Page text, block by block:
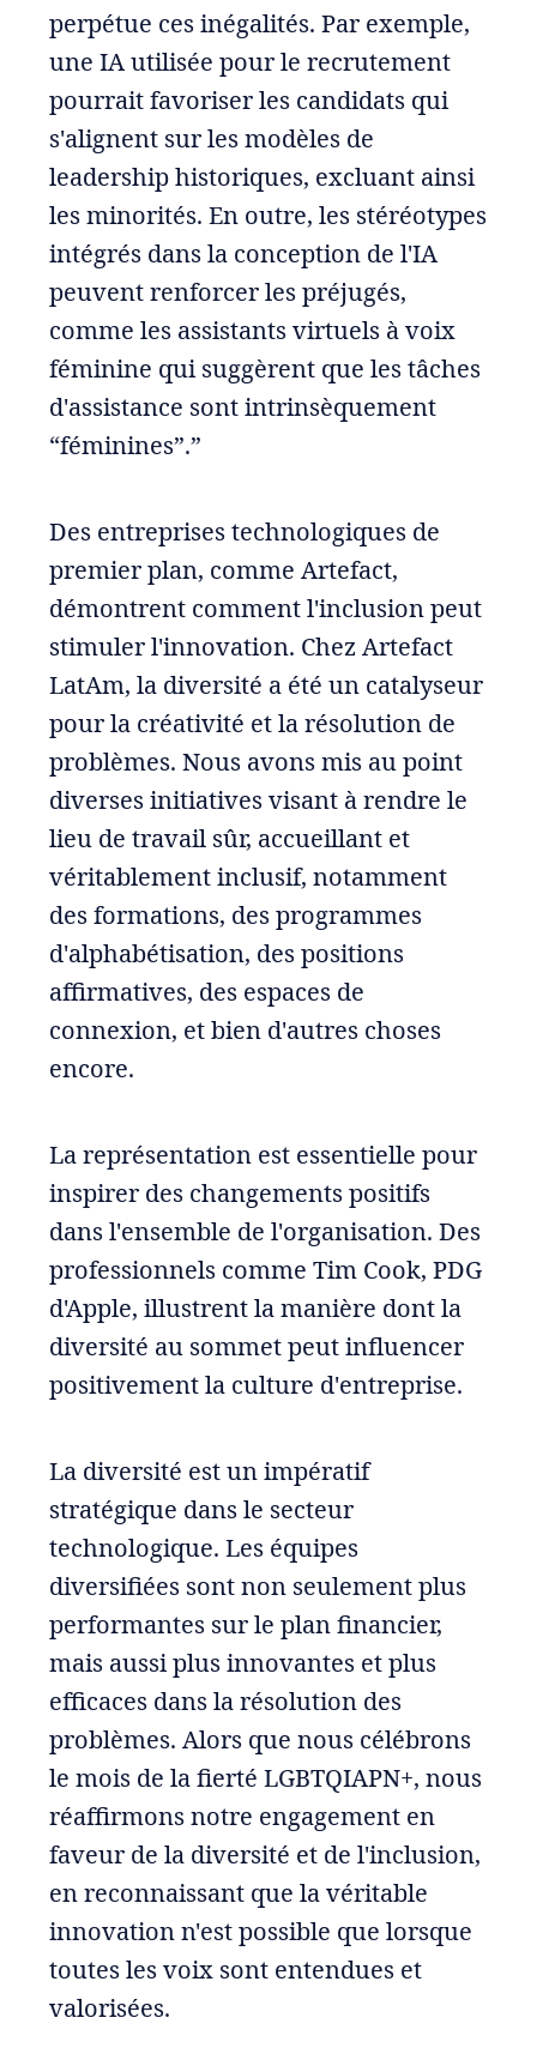
perpétue ces inégalités. Par exemple,
une IA utilisée pour le recrutement
pourrait favoriser les candidats qui
s'alignent sur les modèles de
leadership historiques, excluant ainsi
les minorités. En outre, les stéréotypes
intégrés dans la conception de l'IA
peuvent renforcer les préjugés,
comme les assistants virtuels à voix
féminine qui suggèrent que les tâches
d'assistance sont intrinsèquement
“féminines”.”
Des entreprises technologiques de
premier plan, comme Artefact,
démontrent comment l'inclusion peut
stimuler l'innovation. Chez Artefact
LatAm, la diversité a été un catalyseur
pour la créativité et la résolution de
problèmes. Nous avons mis au point
diverses initiatives visant à rendre le
lieu de travail sûr, accueillant et
véritablement inclusif, notamment
des formations, des programmes
d'alphabétisation, des positions
affirmatives, des espaces de
connexion, et bien d'autres choses
encore.
La représentation est essentielle pour
inspirer des changements positifs
dans l'ensemble de l'organisation. Des
professionnels comme Tim Cook, PDG
d'Apple, illustrent la manière dont la
diversité au sommet peut influencer
positivement la culture d'entreprise.
La diversité est un impératif
stratégique dans le secteur
technologique. Les équipes
diversifiées sont non seulement plus
performantes sur le plan financier,
mais aussi plus innovantes et plus
efficaces dans la résolution des
problèmes. Alors que nous célébrons
le mois de la fierté LGBTQIAPN+, nous
réaffirmons notre engagement en
faveur de la diversité et de l'inclusion,
en reconnaissant que la véritable
innovation n'est possible que lorsque
toutes les voix sont entendues et
valorisées.